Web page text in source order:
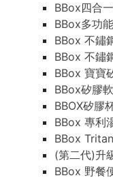
BBox四合
BBox多功
BBox 不鏽
BBox 不鏽
BBox 寶寶
BBox矽膠
BBOX矽膠
BBox 專利
BBox
(第二代)升
BBox 野餐